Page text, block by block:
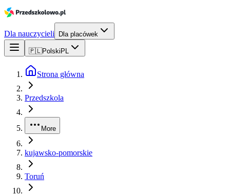
Dla nauczycieli Dla placówek
🇵🇱Polski PL
Strona główna
Przedszkola
More
kujawsko-pomorskie
Toruń